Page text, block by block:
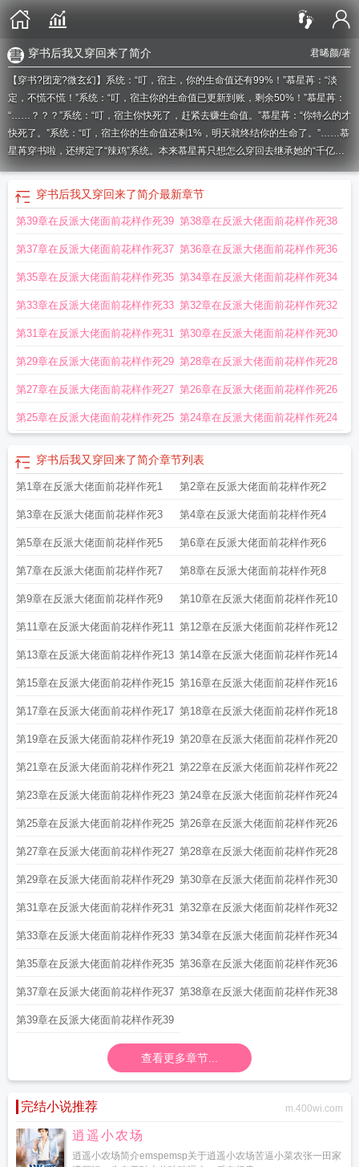
君晞颜/著
穿书后我又穿回来了简介
【穿书?团宠?微玄幻】系统：“叮，宿主，你的生命值还有99%！”慕星苒：“淡
定，不慌不慌！”系统：“叮，宿主你的生命值已更新到账，剩余50%！”慕星苒：
“……？？？”系统：“叮，宿主你快死了，赶紧去赚生命值。”慕星苒：“你特么的才
快死了。”系统：“叮，宿主你的生命值还剩1%，明天就终结你的生命了。”……慕
星苒穿书啦，还绑定了“辣鸡”系统。本来慕星苒只想怎么穿回去继承她的“千亿家
产”，但是谁能告诉她，为什么要完成系统任务才能活下去，不然就只能被终结生
命。慕星苒不信邪，非要作死，反其道而行之，可是生命值即将归零……如果您
喜欢穿书后我又双叒叕作死了，别忘记分享给朋友.
回来了穿书后我又双叒叕作死了 君晞颜穿书后我又穿回来了的穿书后我又穿
书后我又穿回来了无防盗章穿书后我又重生了 穿书后我又穿回来了免费 穿书后
我又穿回来了作者懒就穿书后我又穿回来了格格党穿书后我又穿回来了懒就格
学城穿书后我又穿回来了手机免费阅读穿书后我又穿回来了by懒就格格党穿书
后我又穿回来了全文免费阅读穿书后我又穿回来了 笔趣阁穿书后我又又暴富
了2k网穿书后我又穿回来了by 懒就
穿书后我又穿回来了简介最新章节
第39章在反派大佬面前花样作死39 第38章在反派大佬面前花样作死38
第37章在反派大佬面前花样作死37 第36章在反派大佬面前花样作死36
第35章在反派大佬面前花样作死35 第34章在反派大佬面前花样作死34
第33章在反派大佬面前花样作死33 第32章在反派大佬面前花样作死32
第31章在反派大佬面前花样作死31 第30章在反派大佬面前花样作死30
第29章在反派大佬面前花样作死29 第28章在反派大佬面前花样作死28
第27章在反派大佬面前花样作死27 第26章在反派大佬面前花样作死26
第25章在反派大佬面前花样作死25 第24章在反派大佬面前花样作死24
穿书后我又穿回来了简介章节列表
第1章在反派大佬面前花样作死1 第2章在反派大佬面前花样作死2
第3章在反派大佬面前花样作死3 第4章在反派大佬面前花样作死4
第5章在反派大佬面前花样作死5 第6章在反派大佬面前花样作死6
第7章在反派大佬面前花样作死7 第8章在反派大佬面前花样作死8
第9章在反派大佬面前花样作死9 第10章在反派大佬面前花样作死10
第11章在反派大佬面前花样作死11 第12章在反派大佬面前花样作死12
第13章在反派大佬面前花样作死13 第14章在反派大佬面前花样作死14
第15章在反派大佬面前花样作死15 第16章在反派大佬面前花样作死16
第17章在反派大佬面前花样作死17 第18章在反派大佬面前花样作死18
第19章在反派大佬面前花样作死19 第20章在反派大佬面前花样作死20
第21章在反派大佬面前花样作死21 第22章在反派大佬面前花样作死22
第23章在反派大佬面前花样作死23 第24章在反派大佬面前花样作死24
第25章在反派大佬面前花样作死25 第26章在反派大佬面前花样作死26
第27章在反派大佬面前花样作死27 第28章在反派大佬面前花样作死28
第29章在反派大佬面前花样作死29 第30章在反派大佬面前花样作死30
第31章在反派大佬面前花样作死31 第32章在反派大佬面前花样作死32
第33章在反派大佬面前花样作死33 第34章在反派大佬面前花样作死34
第35章在反派大佬面前花样作死35 第36章在反派大佬面前花样作死36
第37章在反派大佬面前花样作死37 第38章在反派大佬面前花样作死38
第39章在反派大佬面前花样作死39
查看更多章节...
完结小说推荐 m.400wi.com
逍遥小农场
逍遥小农场简介emspemsp关于逍遥小农场苦逼小菜农张一田家